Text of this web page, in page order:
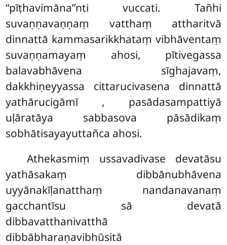
‘‘pīṭhavimāna’’nti vuccati. Tañhi
suvaṇṇavaṇṇaṃ vatthaṃ attharitvā
dinnattā kammasarikkhataṃ vibhāventaṃ
suvaṇṇamayaṃ ahosi, pītivegassa
balavabhāvena sīghajavaṃ,
dakkhiṇeyyassa cittarucivasena dinnattā
yathārucigāmī , pasādasampattiyā
uḷāratāya sabbasova pāsādikaṃ
sobhātisayayuttañca ahosi.
Athekasmiṃ ussavadivase devatāsu
yathāsakaṃ dibbānubhāvena
uyyānakīḷanatthaṃ nandanavanaṃ
gacchantīsu sā devatā
dibbavatthanivatthā
dibbābharaṇavibhūsitā